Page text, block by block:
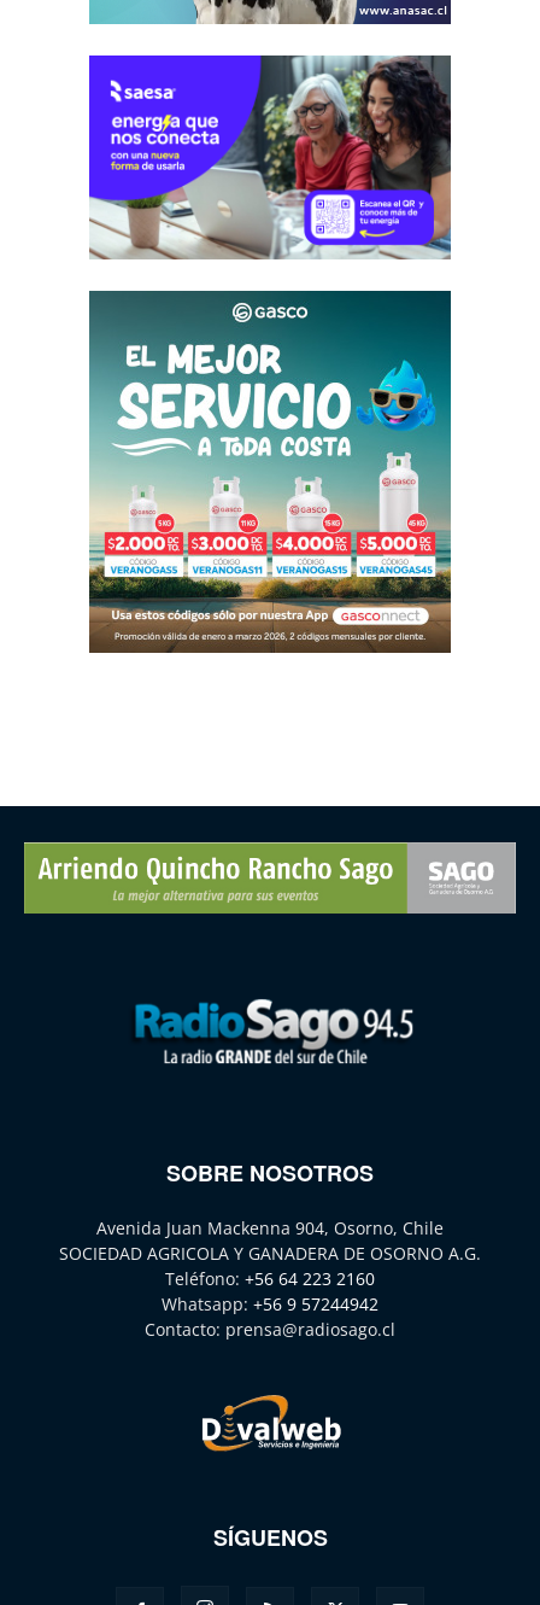
SOBRE NOSOTROS
Avenida Juan Mackenna 904, Osorno, Chile
SOCIEDAD AGRICOLA Y GANADERA DE OSORNO A.G.
Teléfono: +56 64 223 2160
Whatsapp: +56 9 57244942
Contacto: prensa@radiosago.cl
SÍGUENOS